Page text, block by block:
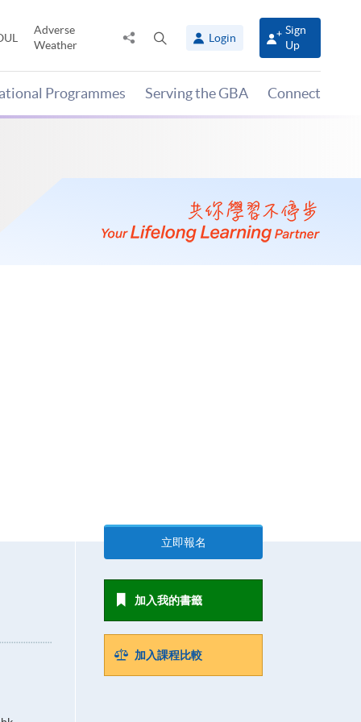
Adverse
Weather
Share
panel
Login
Sign
Up
Programmes Serving the GBA Connect
立即報名
加入我的書籤
加入課程比較